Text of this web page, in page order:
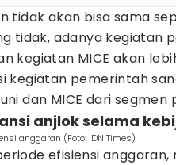
tidak akan bisa sama
tidak, adanya kegiatan
kegiatan MICE akan
kegiatan pemerintah
dan MICE dari
anjlok selama
anggaran (Foto: IDN Times)
efisiensi